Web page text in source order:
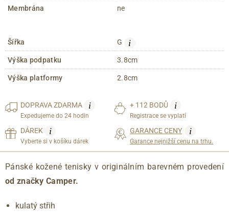
Membrána ne
Šířka G i
Výška podpatku 3.8cm
Výška platformy 2.8cm
DOPRAVAZDARMA i
Expedujeme do 24 hodin
+ 112 BODŮ i
Registrace se vyplatí
DÁREK i
Vyberte si v košíku dárek
GARANCE CENY i
Garance nejnižší cenu na trhu.
Pánské kožené tenisky v originálním barevném provedení
od značky Camper.
kulatý střih